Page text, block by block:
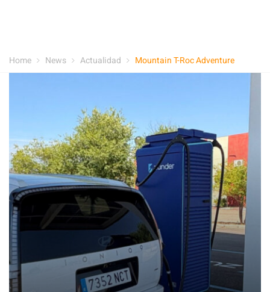
Home News Actualidad Mountain T-Roc Adventure